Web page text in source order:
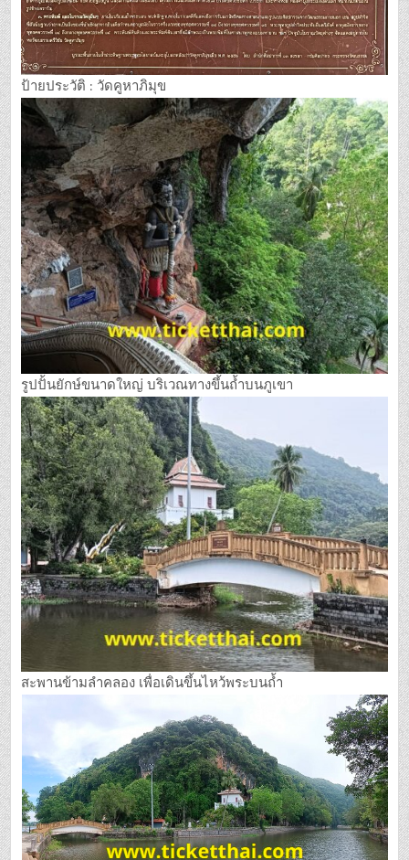
ป้ายประวัติ : วัดคูหาภิมุข
รูปปั้นยักษ์ขนาดใหญ่ บริเวณทางขึ้นถ้ำบนภูเขา
สะพานข้ามลำคลอง เพื่อเดินขึ้นไหว้พระบนถ้ำ